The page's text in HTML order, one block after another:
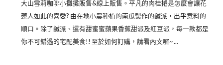
大山雪莉咖啡小攤攤販售&線上販售。平凡的肉桂捲是怎麼會讓花
蓮人如此的喜愛? 由在地小農種植的南瓜製作的鹹派，出乎意料的
順口。除了鹹派、還有甜蜜蜜蘋果香蕉甜派及紅豆派，每一款都是
你不可錯過的宅配美食!! 至於如何訂購，請看內文囉~ ...